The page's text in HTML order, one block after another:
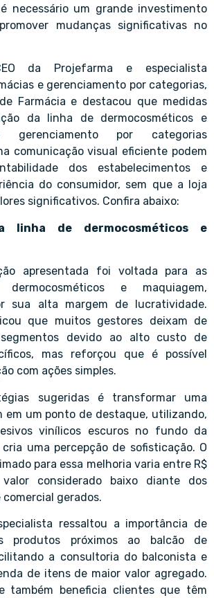
necessário um grande investimento
mudanças significativas no
da Projefarma e especialista
e gerenciamento por categorias,
Farmácia e destacou que medidas
da linha de dermocosméticos e
gerenciamento por categorias
comunicação visual eficiente podem
dos estabelecimentos e
do consumidor, sem que a loja
significativos. Confira abaixo:
linha de dermocosméticos e
apresentada foi voltada para as
e maquiagem,
sua alta margem de lucratividade.
que muitos gestores deixam de
devido ao alto custo de
mas reforçou que é possível
com ações simples.
sugeridas é transformar uma
em um ponto de destaque, utilizando,
vinílicos escuros no fundo da
uma percepção de sofisticação. O
para essa melhoria varia entre R$
considerado baixo diante dos
gerados.
ressaltou a importância de
produtos próximos ao balcão de
a consultoria do balconista e
de itens de maior valor agregado.
também beneficia clientes que têm